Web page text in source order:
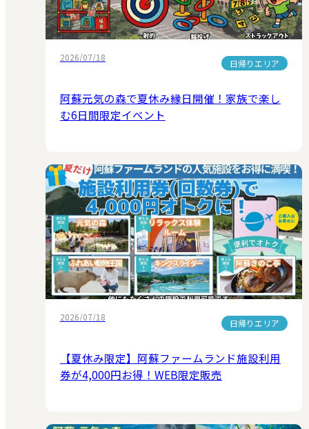
2026/07/18
日帰りエリア
阿蘇元気の森で夏休み縁日開催！家族で楽し
む6日間限定イベント
2026/07/18
日帰りエリア
【夏休み限定】阿蘇ファームランド施設利用
券が4,000円お得！WEB限定販売